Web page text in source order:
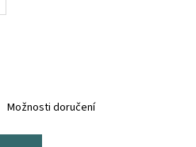
Možnosti doručení